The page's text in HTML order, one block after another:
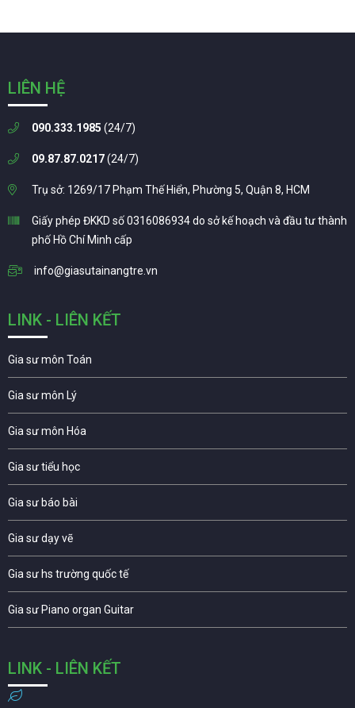
LIÊN HỆ
090.333.1985 (24/7)
09.87.87.0217(24/7)
Trụ sở: 1269/17 Phạm Thế Hiển, Phường 5, Quận 8, HCM
Giấy phép ĐKKD số 0316086934 do sở kế hoạch và đầu tư thành
phố Hồ Chí Minh cấp
info@giasutainangtre.vn
LINK - LIÊN KẾT
Gia sư môn Toán
Gia sư môn Lý
Gia sư môn Hóa
Gia sư tiểu học
Gia sư báo bài
Gia sư dạy vẽ
Gia sư hs trường quốc tế
Gia sư Piano organ Guitar
LINK - LIÊN KẾT